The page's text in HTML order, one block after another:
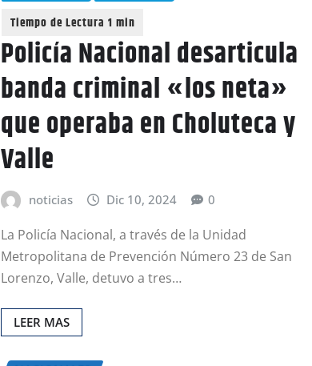
Policía Nacional desarticula
banda criminal «los neta»
que operaba en Choluteca y
Valle
noticias Dic 10, 2024 0
La Policía Nacional, a través de la Unidad
Metropolitana de Prevención Número 23 de San
Lorenzo, Valle, detuvo a tres…
LEER MAS